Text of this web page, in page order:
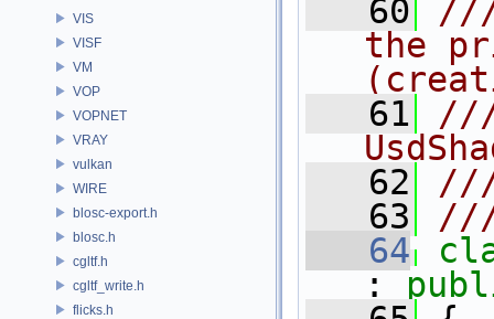
VIS
VISF
VM
VOP
VOPNET
VRAY
vulkan
WIRE
blosc-export.h
blosc.h
cgltf.h
cgltf_write.h
flicks.h
   60
///
the
   61
///
   62
   63
   64
: